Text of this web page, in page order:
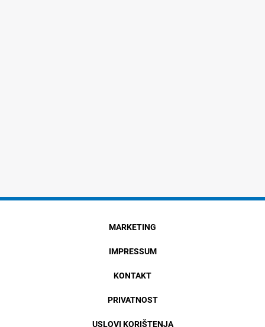
MARKETING
IMPRESSUM
KONTAKT
PRIVATNOST
USLOVI KORIŠTENJA